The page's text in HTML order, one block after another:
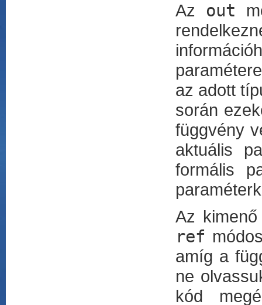
Az out
az adott
során
függvény
aktuális
formális
Az
ref
amíg a
ne
kód